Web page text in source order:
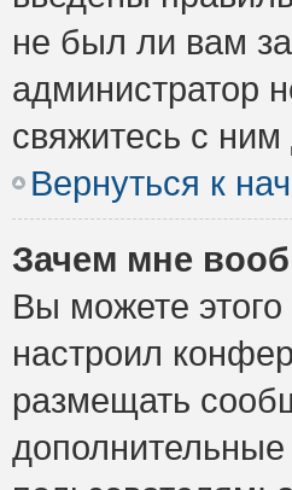
не был ли вам
администратор
свяжитесь с
Вернуться к
Зачем мне
Вы можете этого
настроил
размещать